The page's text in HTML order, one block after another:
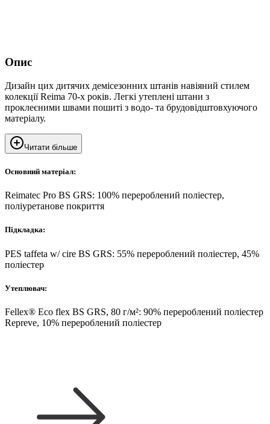
Опис
Дизайн цих дитячих демісезонних штанів навіяний стилем
колекції Reima 70-х років. Легкі утеплені штани з
проклеєними швами пошиті з водо- та брудовідштовхуючого
матеріалу.
Читати більше
Основний матеріал:
Reimatec Pro BS GRS: 100% перероблений поліестер,
поліуретанове покриття
Підкладка:
PES taffeta w/ cire BS GRS: 55% перероблений поліестер, 45%
поліестер
Утеплювач:
Fellex® Eco flex BS GRS, 80 г/м²: 90% перероблений поліестер
Repreve, 10% перероблений поліестер